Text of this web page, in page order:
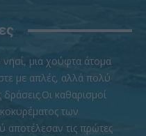
μια χούφτα άτομα
με απλές, αλλά πολύ
δράσεις.Οι καθαρισμοί
των
τις πρώτες